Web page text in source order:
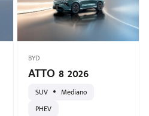
ATTO 8 2026
BYD
SUV
Mediano
PHEV